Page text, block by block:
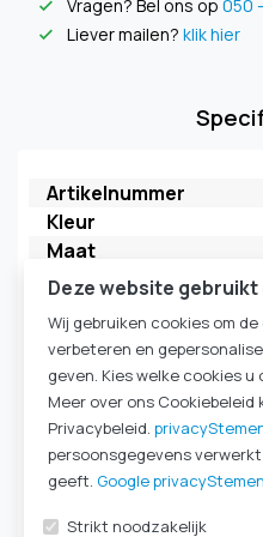
check Vragen? Bel ons op 050
check Liever mailen? klik hier
Artikelnummer
Kleur
Maat
Merk
Verpakkingseenheid
HME Ademweerstand
kleur behuizing
kleur deksel
HME Type
Komt ook voor in
Deze website
Wij gebruiken cookies om
verbeteren en
geven. Kies welke cookies
Meer over ons Cookiebeleid
Privacybeleid.
persoonsgegevens
geeft. Google
Strikt noodzakelijk